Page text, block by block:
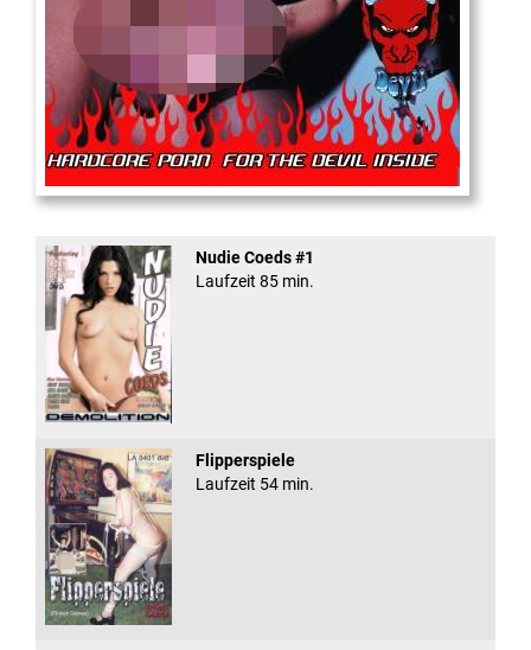
Rectal Exam
Nudie Coeds #1
Laufzeit 85 min.
Flipperspiele
Laufzeit 54 min.